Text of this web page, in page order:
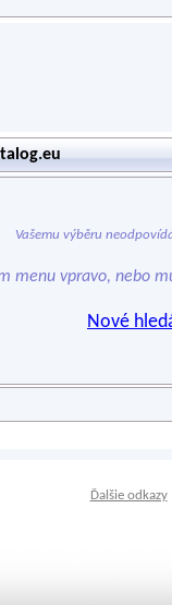
Vašemu výběru
menu vpravo, nebo
Nové
Ďalšie odkazy